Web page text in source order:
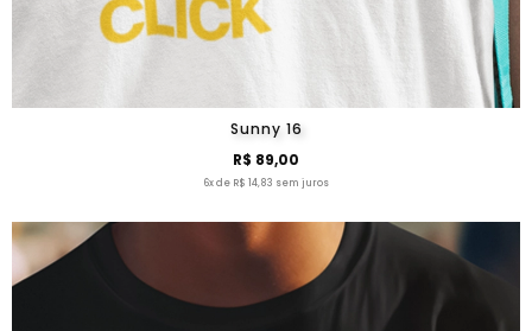
Sunny 16
R$ 89,00
6x de R$ 14,83 sem juros